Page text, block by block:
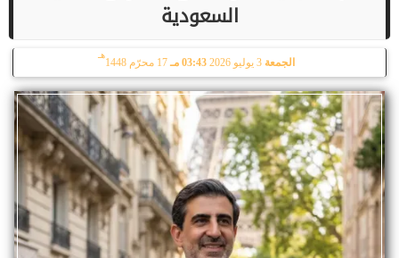
السعودية
الجمعة 3 يوليو 2026 03:43 مـ 17 محرّم 1448
هـ